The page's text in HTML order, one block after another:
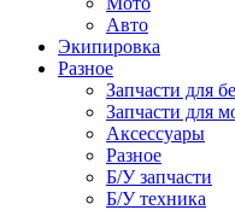
Авто
Экипировка
Разное
Запчасти для
Запчасти для
Аксессуары
Разное
Б/У запчасти
Б/У техника